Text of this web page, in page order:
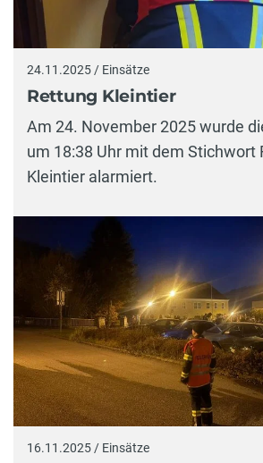
24.11.2025 / Einsätze
Rettung Kleintier
Am 24. November 2025 wurde
um 18:38 Uhr mit dem Stichwort
Kleintier alarmiert.
16.11.2025 / Einsätze